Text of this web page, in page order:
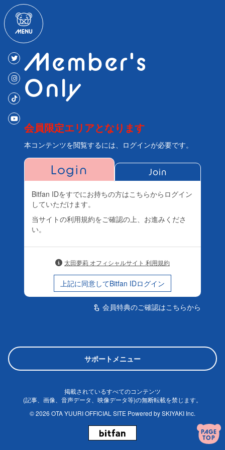
PAGE
TOP
Member's
Only
会員限定エリアとなります
本コンテンツを閲覧するには、ログインが必要です。
Login Join
Bitfan IDをすでにお持ちの方はこちらからログイン
していただけます。
当サイトの利用規約をご確認の上、お進みくださ
い。
太田夢莉 オフィシャルサイト 利用規約
上記に同意してBitfan IDログイン
touch_app 会員特典のご確認はこちらから
サポートメニュー
掲載されているすべてのコンテンツ
(記事、画像、音声データ、映像データ等)の無断転載を禁じます。
© 2026 OTA YUURI OFFICIAL SITE Powered bySKIYAKI Inc.